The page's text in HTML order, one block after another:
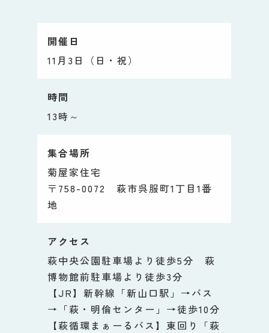
開催日
11月3日（日・祝）
時間
13時～
集合場所
菊屋家住宅
〒758-0072 萩市呉服町1丁目1番
地
アクセス
萩中央公園駐車場より徒歩5分 萩
博物館前駐車場より徒歩3分
【JR】新幹線「新山口駅」→バス
→「萩・明倫センター」→徒歩10分
【萩循環まぁーるバス】東回り「萩